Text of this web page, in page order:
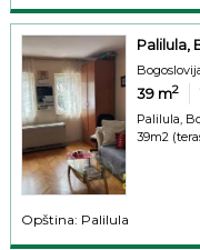
Palilula,
39 m2
Palilula,
39m2
Opština: Palilula